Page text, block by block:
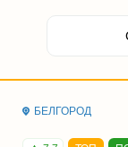
БЕЛГОРОД